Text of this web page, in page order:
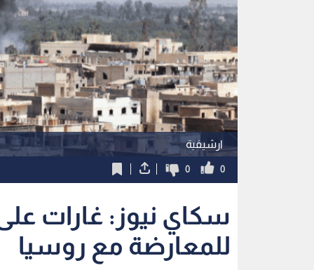
ارشيفية
0
0
سكاي نيوز: غارات
للمعارضة مع روسيا